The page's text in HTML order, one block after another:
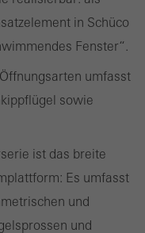
in Schüco
Fenster“.
umfasst
sowie
ist das breite
Es umfasst
und
und
gesetzt, um die
das Angebot,
werden dazu